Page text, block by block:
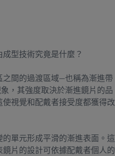
型技術究竟是什麼？
間的過渡區域—也稱為漸進帶
，其強度取決於漸進鏡片的品
視覺和配戴者接受度都獲得改
單元形成平滑的漸進表面。這
片的設計可依據配戴者個人的